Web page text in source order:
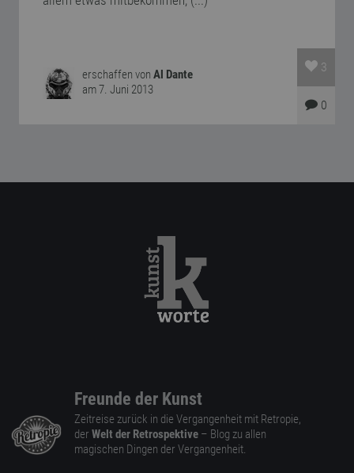
erschaffen vonAl Dante
am 7. Juni 2013
3
0
Freunde der Kunst
Zeitreise zurück in die Vergangenheit mit Retropie,
der Welt der Retrospektive – Blog zu allen
magischen Dingen der Vergangenheit.